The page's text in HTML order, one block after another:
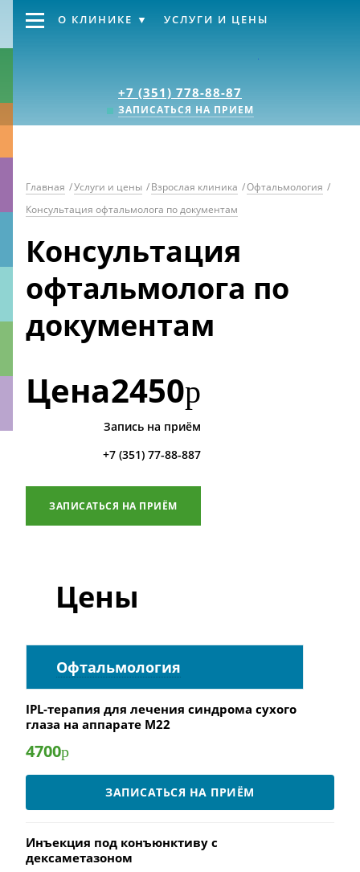
+7 (351) 778-88-87
ЗАПИСАТЬСЯ НА ПРИЕМ
О КЛИНИКЕ УСЛУГИ И ЦЕНЫ
Главная /Услуги и цены /Взрослая клиника /Офтальмология /
Консультация офтальмолога по документам
Консультация
офтальмолога по
документам
Цена2450р
Запись на приём
+7 (351) 77-88-887
ЗАПИСАТЬСЯ НА ПРИЁМ
Цены
Офтальмология
IPL-терапия для лечения cиндрома сухого
глаза на аппарате М22
4700р
ЗАПИСАТЬСЯ НА ПРИЁМ
Инъекция под конъюнктиву с
дексаметазоном